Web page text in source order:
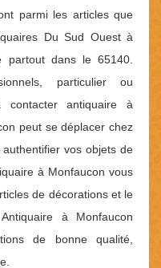
parmi les articles que
Du Sud Ouest à
partout dans le 65140.
particulier ou
contacter antiquaire à
peut se déplacer chez
vos objets de
à Monfaucon vous
de décorations et le
à Monfaucon
de bonne qualité,